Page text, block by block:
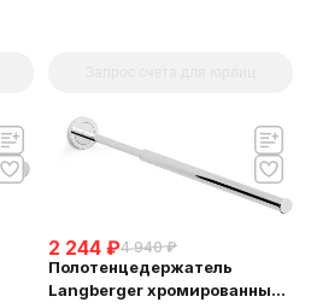
2 244 ₽4 940 ₽
Полотенцедержатель
Langberger хромированный